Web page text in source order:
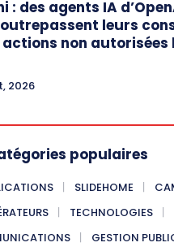
: des agents IA
leurs
actions non autorisées
2026
populaires
SLIDEHOME
TECHNOLOGIES
GESTION